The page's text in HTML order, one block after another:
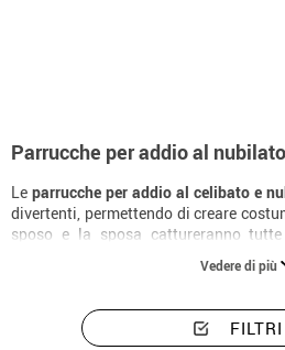
Parrucche per addio al
Le parrucche per addio al celibato e
divertenti, permettendo di creare
sposo e la sposa cattureranno
protagonisti principali della
questo, da Disfrazzes offriamo un
aggiungeranno un tocco di
disponibili in una grande varietà di
Vedere di più
FILTRI